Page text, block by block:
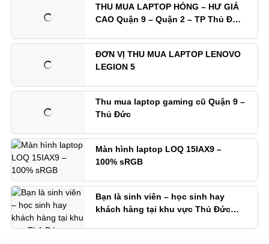
THU MUA LAPTOP HỎNG – HƯ GIÁ
CAO Quận 9 – Quận 2 – TP Thủ Đức
ĐƠN VỊ THU MUA LAPTOP LENOVO
LEGION 5
Thu mua laptop gaming cũ Quận 9 –
Thủ Đức
Màn hình laptop LOQ 15IAX9 –
100% sRGB
Bạn là sinh viên – học sinh hay
khách hàng tại khu vực Thủ Đức